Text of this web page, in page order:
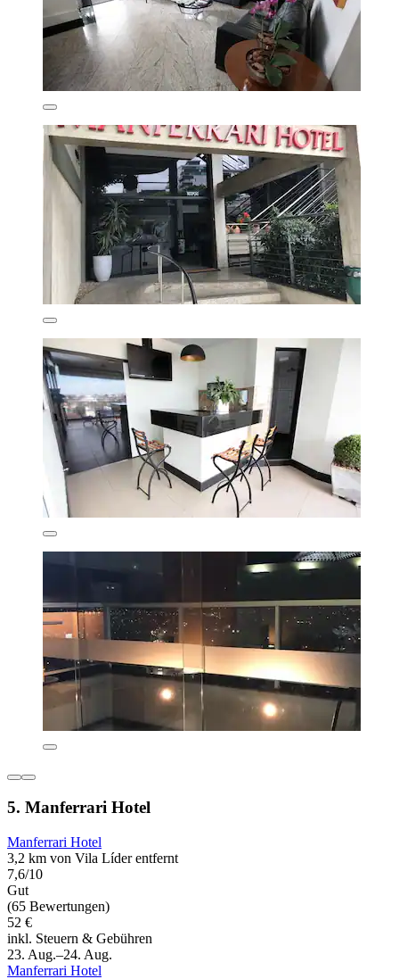
5. Manferrari Hotel
Manferrari Hotel
3,2 km von Vila Líder entfernt
7,6/10
Gut
(65 Bewertungen)
52 €
inkl. Steuern & Gebühren
23. Aug.–24. Aug.
Manferrari Hotel